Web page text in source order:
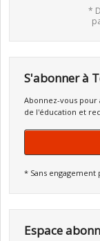
*
S'abonner à
Abonnez-vous
de l'éducation et
* Sans engagement
Espace